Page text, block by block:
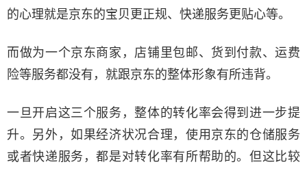
的心理就是京东的宝贝更正规、快递服务更贴心等。
而做为一个京东商家，店铺里包邮、货到付款、运费
险等服务都没有，就跟京东的整体形象有所违背。
一旦开启这三个服务，整体的转化率会得到进一步提
升。另外，如果经济状况合理，使用京东的仓储服务
或者快递服务，都是对转化率有所帮助的。但这比较